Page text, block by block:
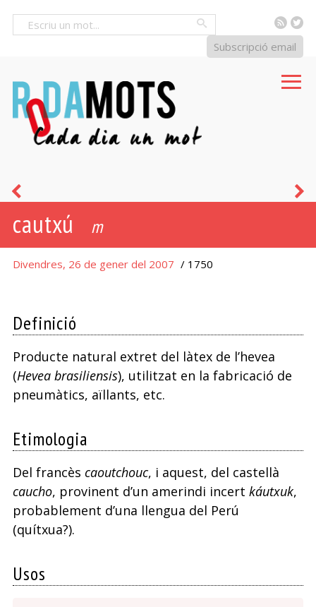
RSS
Subscripció email
cautxú m
Divendres, 26 de gener del 2007 / 1750
Definició
Producte natural extret del làtex de l’hevea
(Hevea brasiliensis), utilitzat en la fabricació de
pneumàtics, aïllants, etc.
Etimologia
Del francès caoutchouc, i aquest, del castellà
caucho, provinent d’un amerindi incert káutxuk,
probablement d’una llengua del Perú
(quítxua?).
Usos
polissó
-
ona